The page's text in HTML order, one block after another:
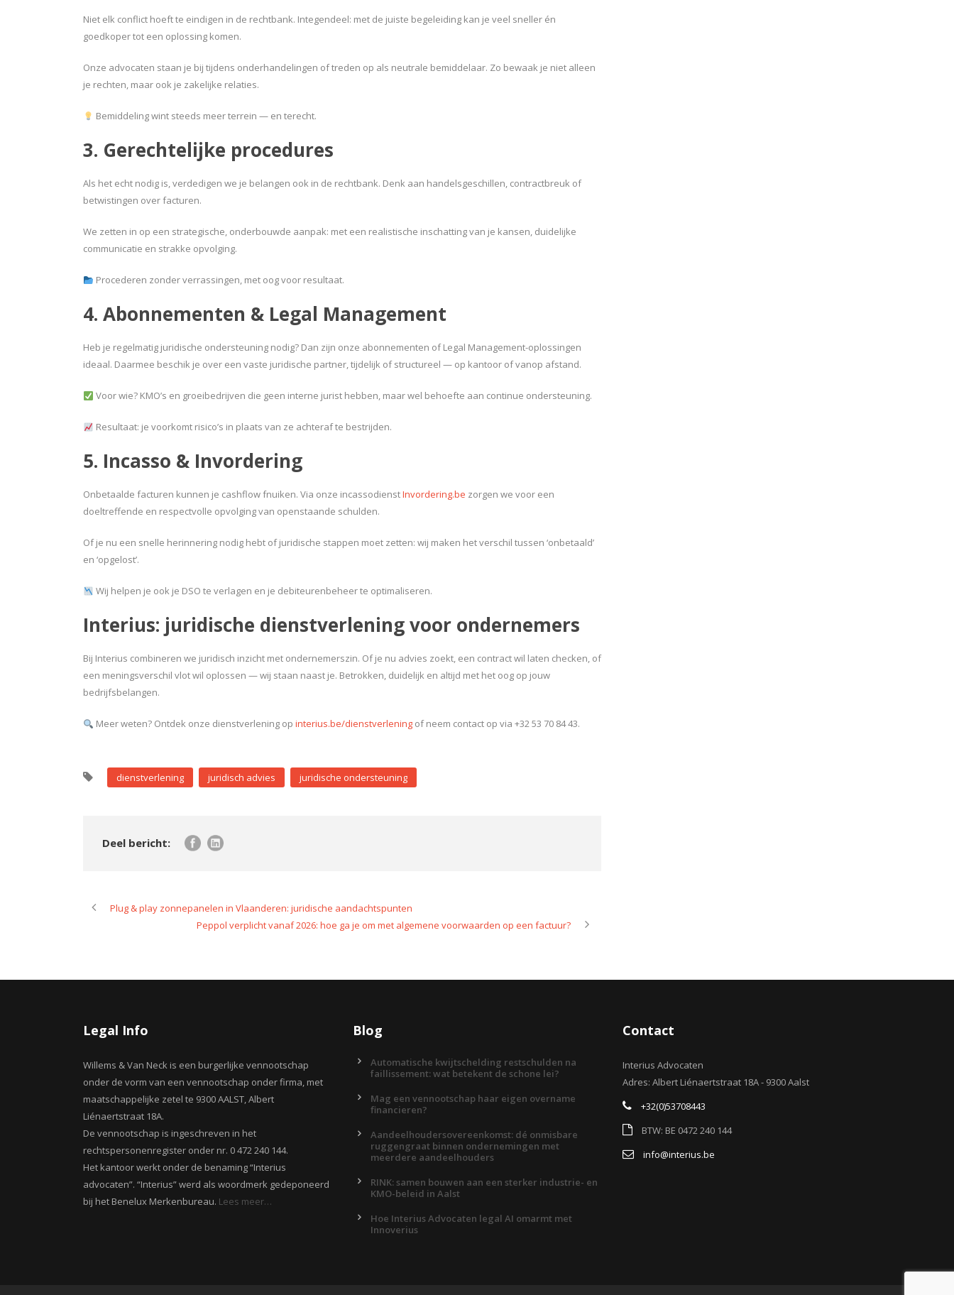
Niet elk conflict hoeft te eindigen in de rechtbank. Integendeel: met de juiste begeleiding kan je veel sneller én
goedkoper tot een oplossing komen.
Onze advocaten staan je bij tijdens onderhandelingen of treden op als neutrale bemiddelaar. Zo bewaak je niet alleen
je rechten, maar ook je zakelijke relaties.
Bemiddeling wint steeds meer terrein — en terecht.
3. Gerechtelijke procedures
Als het echt nodig is, verdedigen we je belangen ook in de rechtbank. Denk aan handelsgeschillen, contractbreuk of
betwistingen over facturen.
We zetten in op een strategische, onderbouwde aanpak: met een realistische inschatting van je kansen, duidelijke
communicatie en strakke opvolging.
Procederen zonder verrassingen, met oog voor resultaat.
4. Abonnementen & Legal Management
Heb je regelmatig juridische ondersteuning nodig? Dan zijn onze abonnementen of Legal Management-oplossingen
ideaal. Daarmee beschik je over een vaste juridische partner, tijdelijk of structureel — op kantoor of vanop afstand.
Voor wie? KMO’s en groeibedrijven die geen interne jurist hebben, maar wel behoefte aan continue ondersteuning.
Resultaat: je voorkomt risico’s in plaats van ze achteraf te bestrijden.
5. Incasso & Invordering
Onbetaalde facturen kunnen je cashflow fnuiken. Via onze incassodienstInvordering.be zorgen we voor een
doeltreffende en respectvolle opvolging van openstaande schulden.
Of je nu een snelle herinnering nodig hebt of juridische stappen moet zetten: wij maken het verschil tussen ‘onbetaald’
en ‘opgelost’.
Wij helpen je ook je DSO te verlagen en je debiteurenbeheer te optimaliseren.
Interius: juridische dienstverlening voor ondernemers
Bij Interius combineren we juridisch inzicht met ondernemerszin. Of je nu advies zoekt, een contract wil laten checken, of
een meningsverschil vlot wil oplossen — wij staan naast je. Betrokken, duidelijk en altijd met het oog op jouw
bedrijfsbelangen.
Meer weten? Ontdek onze dienstverlening op interius.be/dienstverleningof neem contact op via +32 53 70 84 43.
dienstverlening juridisch advies juridische ondersteuning
Plug & play zonnepanelen in Vlaanderen: juridische aandachtspunten
Peppol verplicht vanaf 2026: hoe ga je om met algemene voorwaarden op een factuur?
Legal Info
Willems & Van Neck is een burgerlijke vennootschap
onder de vorm van een vennootschap onder firma, met
maatschappelijke zetel te 9300 AALST, Albert
Liénaertstraat 18A.
De vennootschap is ingeschreven in het
rechtspersonenregister onder nr. 0 472 240 144.
Het kantoor werkt onder de benaming “Interius
advocaten”. “Interius” werd als woordmerk gedeponeerd
bij het Benelux Merkenbureau. Lees meer…
Blog
Automatische kwijtschelding restschulden na
faillissement: wat betekent de schone lei?
Mag een vennootschap haar eigen overname
financieren?
Aandeelhoudersovereenkomst: dé onmisbare
ruggengraat binnen ondernemingen met
meerdere aandeelhouders
RINK: samen bouwen aan een sterker industrie- en
KMO-beleid in Aalst
Hoe Interius Advocaten legal AI omarmt met
Innoverius
Contact
Interius Advocaten
Adres: Albert Liénaertstraat 18A - 9300 Aalst
+32(0)53708443
BTW: BE 0472 240 144
info@interius.be